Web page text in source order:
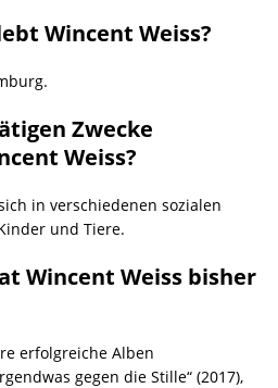
Wincent Weiss?
Zwecke
Weiss?
in verschiedenen sozialen
und Tiere.
Wincent Weiss bisher
erfolgreiche Alben
gegen die Stille“ (2017),